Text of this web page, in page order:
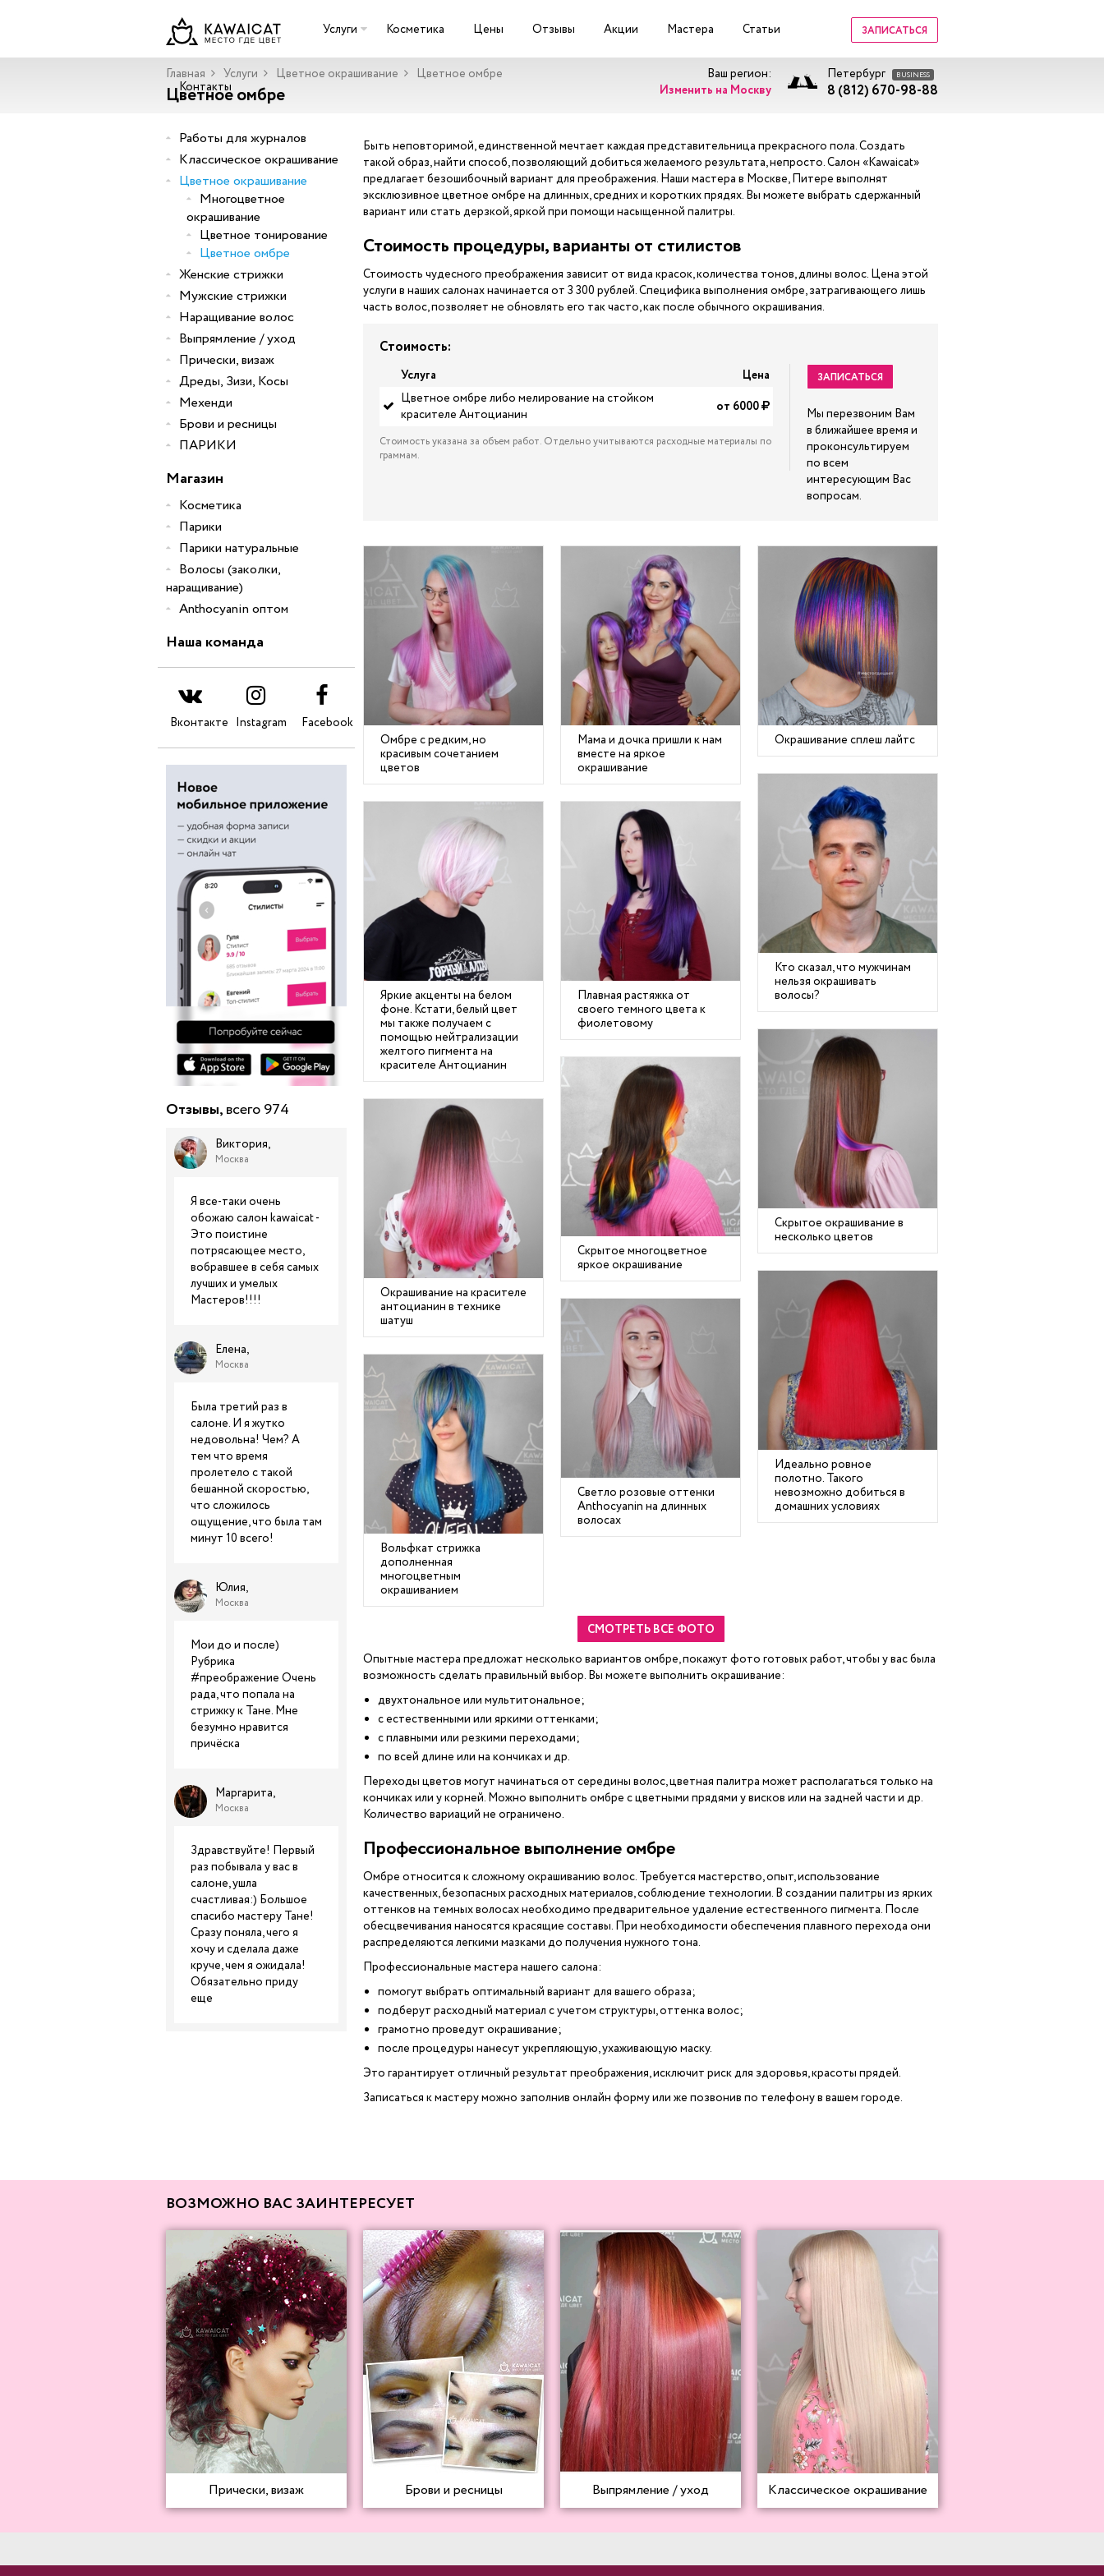
ЗАПИСАТЬСЯ
Услуги Косметика Цены Отзывы Акции Мастера Статьи
Контакты
Ваш регион:
Изменить на Москву
Петербург BUSINESS
8 (812) 670-98-88
Главная Услуги Цветное окрашивание Цветное омбре
Цветное омбре
Работы для журналов
Классическое окрашивание
Цветное окрашивание
Многоцветное
окрашивание
Цветное тонирование
Цветное омбре
Женские стрижки
Мужские стрижки
Наращивание волос
Выпрямление / уход
Прически, визаж
Дреды, Зизи, Косы
Мехенди
Брови и ресницы
ПАРИКИ
Магазин
Косметика
Парики
Парики натуральные
Волосы (заколки,
наращивание)
Anthocyanin оптом
Наша команда
Вконтакте Instagram Facebook
Отзывы,всего 974
Виктория,
Москва
Я все-таки очень
обожаю салон kawaicat -
Это поистине
потрясающее место,
вобравшее в себя самых
лучших и умелых
Мастеров!!!!
Елена,
Москва
Была третий раз в
салоне. И я жутко
недовольна! Чем? А
тем что время
пролетело с такой
бешанной скоростью,
что сложилось
ощущение, что была там
минут 10 всего!
Юлия,
Москва
Мои до и после)
Рубрика
#преображение Очень
рада, что попала на
стрижку к Тане. Мне
безумно нравится
причёска
Маргарита,
Москва
Здравствуйте! Первый
раз побывала у вас в
салоне, ушла
счастливая:) Большое
спасибо мастеру Тане!
Сразу поняла, чего я
хочу и сделала даже
круче, чем я ожидала!
Обязательно приду
еще
Быть неповторимой, единственной мечтает каждая представительница прекрасного пола. Создать
такой образ, найти способ, позволяющий добиться желаемого результата, непросто. Салон «Kawaicat»
предлагает безошибочный вариант для преображения. Наши мастера в Москве, Питере выполнят
эксклюзивное цветное омбре на длинных, средних и коротких прядях. Вы можете выбрать сдержанный
вариант или стать дерзкой, яркой при помощи насыщенной палитры.
Стоимость процедуры, варианты от стилистов
Стоимость чудесного преображения зависит от вида красок, количества тонов, длины волос. Цена этой
услуги в наших салонах начинается от 3 300 рублей. Специфика выполнения омбре, затрагивающего лишь
часть волос, позволяет не обновлять его так часто, как после обычного окрашивания.
Стоимость:
Услуга
Цена
Цветное омбре либо мелирование на стойком
красителе Антоцианин
от 6000
Стоимость указана за объем работ. Отдельно учитываются расходные материалы по
граммам.
ЗАПИСАТЬСЯ
Мы перезвоним Вам
в ближайшее время и
проконсультируем
по всем
интересующим Вас
вопросам.
Омбре с редким, но
красивым сочетанием
цветов
Мама и дочка пришли к нам
вместе на яркое
окрашивание
Окрашивание сплеш лайтс
Кто сказал, что мужчинам
нельзя окрашивать
волосы?
Яркие акценты на белом
фоне. Кстати, белый цвет
мы также получаем с
помощью нейтрализации
желтого пигмента на
красителе Антоцианин
Плавная растяжка от
своего темного цвета к
фиолетовому
Скрытое окрашивание в
несколько цветов
Скрытое многоцветное
яркое окрашивание
Окрашивание на красителе
антоцианин в технике
шатуш
Идеально ровное
полотно. Такого
невозможно добиться в
домашних условиях
Светло розовые оттенки
Anthocyanin на длинных
волосах
Вольфкат стрижка
дополненная
многоцветным
окрашиванием
СМОТРЕТЬ ВСЕ ФОТО
Опытные мастера предложат несколько вариантов омбре, покажут фото готовых работ, чтобы у вас была
возможность сделать правильный выбор. Вы можете выполнить окрашивание:
двухтональное или мультитональное;
с естественными или яркими оттенками;
с плавными или резкими переходами;
по всей длине или на кончиках и др.
Переходы цветов могут начинаться от середины волос, цветная палитра может располагаться только на
кончиках или у корней. Можно выполнить омбре с цветными прядями у висков или на задней части и др.
Количество вариаций не ограничено.
Профессиональное выполнение омбре
Омбре относится к сложному окрашиванию волос. Требуется мастерство, опыт, использование
качественных, безопасных расходных материалов, соблюдение технологии. В создании палитры из ярких
оттенков на темных волосах необходимо предварительное удаление естественного пигмента. После
обесцвечивания наносятся красящие составы. При необходимости обеспечения плавного перехода они
распределяются легкими мазками до получения нужного тона.
Профессиональные мастера нашего салона:
помогут выбрать оптимальный вариант для вашего образа;
подберут расходный материал с учетом структуры, оттенка волос;
грамотно проведут окрашивание;
после процедуры нанесут укрепляющую, ухаживающую маску.
Это гарантирует отличный результат преображения, исключит риск для здоровья, красоты прядей.
Записаться к мастеру можно заполнив онлайн форму или же позвонив по телефону в вашем городе.
ВОЗМОЖНО ВАС ЗАИНТЕРЕСУЕТ
Прически, визаж Брови и ресницы Выпрямление / уход Классическое окрашивание